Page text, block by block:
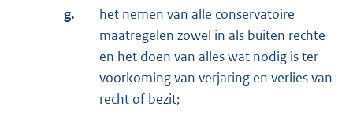
g.
het nemen van alle conservatoire
maatregelen zowel in als buiten rechte
en het doen van alles wat nodig is ter
voorkoming van verjaring en verlies van
recht of bezit;